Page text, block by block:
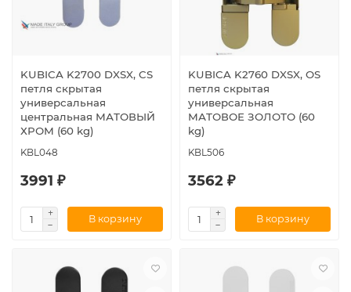
KUBICA K2700 DXSX, CS
петля скрытая
универсальная
центральная МАТОВЫЙ
ХРОМ (60 kg)
KBL048
3991 ₽
В корзину
KUBICA K2760 DXSX, OS
петля скрытая
универсальная
МАТОВОЕ ЗОЛОТО (60
kg)
KBL506
3562 ₽
В корзину